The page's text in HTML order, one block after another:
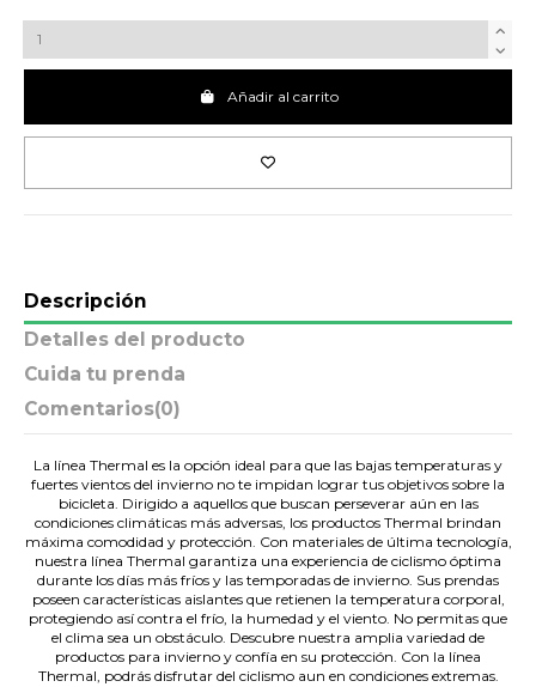
Añadir al carrito
Descripción
Detalles del producto
Cuida tu prenda
Comentarios(0)
La línea Thermal es la opción ideal para que las bajas temperaturas y
fuertes vientos del invierno no te impidan lograr tus objetivos sobre la
bicicleta. Dirigido a aquellos que buscan perseverar aún en las
condiciones climáticas más adversas, los productos Thermal brindan
máxima comodidad y protección. Con materiales de última tecnología,
nuestra línea Thermal garantiza una experiencia de ciclismo óptima
durante los días más fríos y las temporadas de invierno. Sus prendas
poseen características aislantes que retienen la temperatura corporal,
protegiendo así contra el frío, la humedad y el viento. No permitas que
el clima sea un obstáculo. Descubre nuestra amplia variedad de
productos para invierno y confía en su protección. Con la línea
Thermal, podrás disfrutar del ciclismo aun en condiciones extremas.